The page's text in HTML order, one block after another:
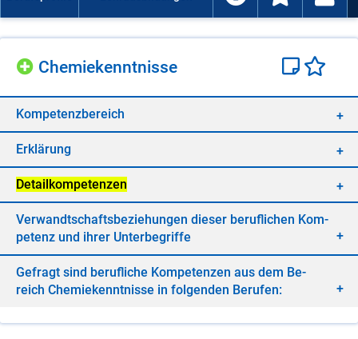
Che­mie­kennt­nis­se
Kom­pe­tenz­be­reich
Er­klä­rung
De­tail­kom­pe­ten­zen
Ver­wandt­schafts­be­zie­hun­gen die­ser be­ruf­li­chen Kom­
pe­tenz und ih­rer Un­ter­be­grif­fe
Ge­fragt sind be­ruf­li­che Kom­pe­ten­zen aus dem Be­
reich Che­mie­kennt­nis­se in fol­gen­den Be­ru­fen: